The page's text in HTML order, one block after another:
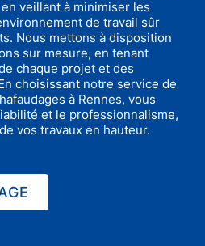
veillant à minimiser les
de travail sûr
Nous mettons à disposition
sur mesure, en tenant
chaque projet et des
choisissant notre service de
à Rennes, vous
et le professionnalisme,
vos travaux en hauteur.